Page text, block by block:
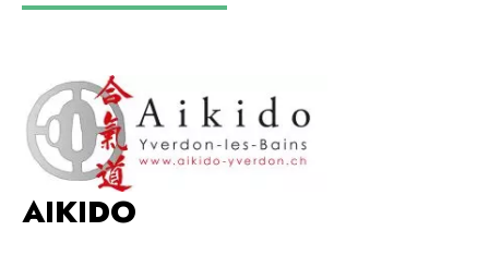
AIKIDO